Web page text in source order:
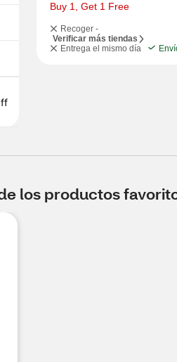
Buy 1, Get 1 Free
Recoger -
Verificar más tiendas
Entrega el mismo día
los productos